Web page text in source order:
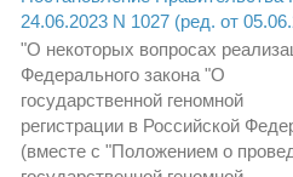
24.06.2023 N 1027 (ред. от
"О некоторых вопросах
Федерального закона "О
государственной геномной
регистрации в Российской
(вместе с "Положением о